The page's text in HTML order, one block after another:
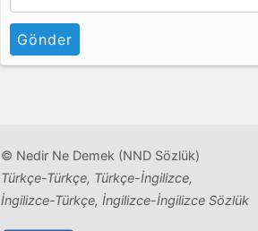
Gönder
© Nedir Ne Demek (NND Sözlük)
Türkçe-Türkçe, Türkçe-İngilizce,
İngilizce-Türkçe, İngilizce-İngilizce Sözlük